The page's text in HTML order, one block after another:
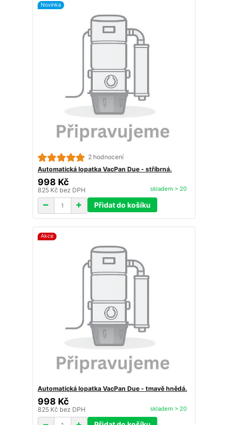
Novinka
2 hodnocení
Automatická lopatka VacPan Due - stříbrná.
998 Kč
825 Kč bez DPH skladem > 20
Přidat do košíku
Akce
Automatická lopatka VacPan Due - tmavě hnědá.
998 Kč
825 Kč bez DPH skladem > 20